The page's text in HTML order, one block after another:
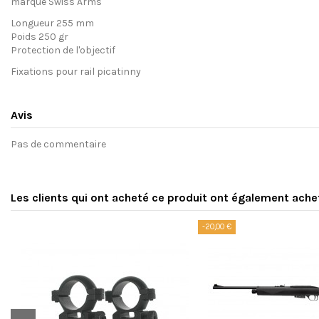
Longueur 255 mm
Poids 250 gr
Protection de l'objectif
Fixations pour rail picatinny
Avis
Pas de commentaire
Les clients qui ont acheté ce produit ont également
-20,00 €